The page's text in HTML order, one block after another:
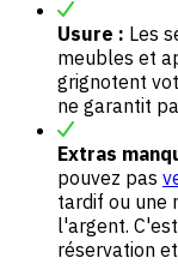
Usure : Les
meubles et
grignotent
ne garantit
Extras
pouvez pas
tardif ou une
l'argent.
réservation